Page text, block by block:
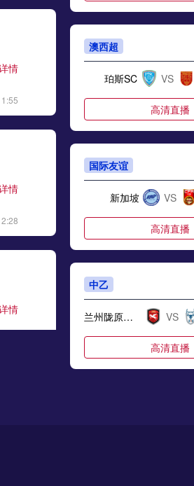
情
情
情
澳西超
珀斯SC VS
高清直播
国际友谊
新加坡 VS
高清直播
中乙
兰州陇原竞技 VS
高清直播